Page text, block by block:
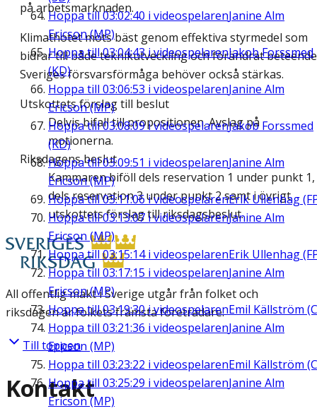
Hoppa till03:02:40 i videospelarenJanine Alm
Ericson (MP)
Hoppa till03:04:43i videospelarenJakob Forssmed
(KD)
Hoppa till 03:06:53 i videospelarenJanine Alm
Ericson (MP)
Hoppa till03:08:09i videospelarenJakob Forssmed
(KD)
Hoppa till03:09:51 i videospelarenJanine Alm
Ericson (MP)
Hoppa till03:11:06i videospelarenErik Ullenhag
Hoppa till03:13:07i videospelarenJanine Alm
Ericson (MP)
Hoppa till03:15:14i videospelarenErik Ullenhag
Hoppa till 03:17:15 i videospelarenJanine Alm
Ericson (MP)
Hoppa till03:19:30i videospelarenEmil Källström
Hoppa till 03:21:36 i videospelarenJanine Alm
Ericson (MP)
Hoppa till 03:23:22 i videospelarenEmil Källström
Hoppa till 03:25:29 i videospelarenJanine Alm
Ericson (MP)
på arbetsmarknaden.
Klimathotet möts bäst genom effektiva styrmedel som
bidrar till både teknikutveckling och förändrat
Sveriges försvarsförmåga behöver också stärkas.
Utskottets förslag till beslut
Delvis bifall till propositionen. Avslag på
motionerna.
Riksdagens beslut
Kammaren biföll dels reservation 1 under punkt 1,
dels reservation 3 under punkt 2 samt i övrigt
utskottets förslag till riksdagsbeslut.
All offentlig makt i Sverige utgår från folket och
riksdagen är folkets främsta företrädare.
Till toppen
Kontakt